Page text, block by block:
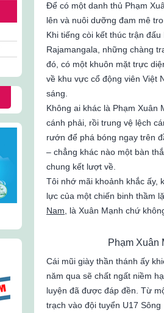
Để có một danh thủ Phạm
lên và nuôi dưỡng đam mê
Khi tiếng còi kết thúc trận
Rajamangala, những chàng
đó, có một khuôn mặt trực
về khu vực cổ động viên Việt
sáng.
Không ai khác là Phạm Xuân
cánh phải, rồi trung vệ lệch
rướn để phá bóng ngay trên
– chẳng khác nào một bàn
chung kết lượt về.
Tôi nhớ mãi khoảnh khắc ấy,
lực của một chiến binh thầm
Nam , là Xuân Mạnh chứ
Phạm Xuân
Cái mũi giày thần thánh ấy
năm qua sẽ chất ngất niềm
luyện đã được đáp đền. Từ
trạch vào đội tuyển U17